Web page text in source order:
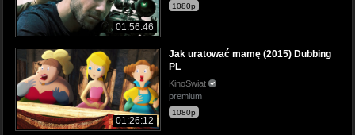
01:56:46
1080p
01:26:12
Jak uratować mamę (2015) Dubbing
PL
KinoSwiat
premium
1080p